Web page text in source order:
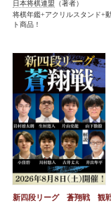
日本将棋連盟 （著者）
将棋年鑑+アクリルスタンド+
ト商品！
新四段リーグ 蒼翔戦 観